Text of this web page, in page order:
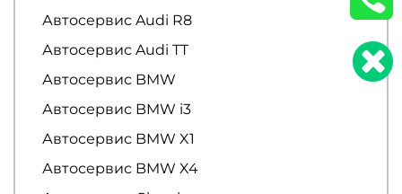
Автосервис Audi R8
Автосервис Audi TT
Автосервис BMW
Автосервис BMW i3
Автосервис BMW X1
Автосервис BMW X4